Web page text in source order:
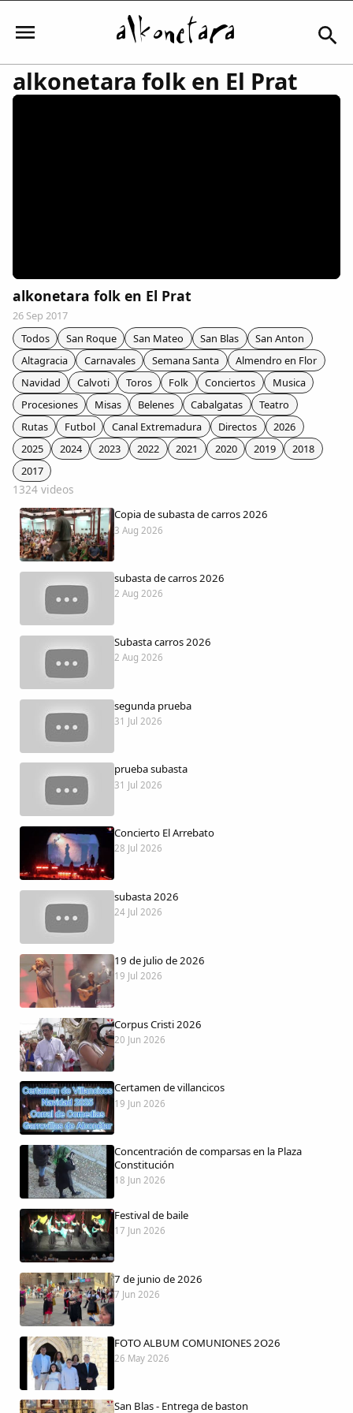
Comunidad
Colaboradores
AlkoTV
Biblioteca
Periódico Alconétar
Foros
Idiosincrasia
Diccionario
Traductor
Dichos
Cancionero Local
Apodos
Peñas
La palra
Modo oscuro
alkonetara folk en El Prat
alkonetara folk en El Prat
26 Sep 2017
Todos
San Roque San Mateo San Blas
San Anton
Altagracia
Carnavales Semana Santa
Almendro en Flor
Navidad
Calvoti Toros Folk Conciertos
Musica
Procesiones
Misas Belenes Cabalgatas
Teatro
Rutas
Futbol Canal Extremadura Directos
2026
2025
2024 2023 2022 2021 2020 2019
2018
2017
1324 videos
Copia de subasta de carros 2026
3 Aug 2026
subasta de carros 2026
2 Aug 2026
Subasta carros 2026
2 Aug 2026
segunda prueba
31 Jul 2026
prueba subasta
31 Jul 2026
Concierto El Arrebato
28 Jul 2026
subasta 2026
24 Jul 2026
19 de julio de 2026
19 Jul 2026
Corpus Cristi 2026
20 Jun 2026
Certamen de villancicos
19 Jun 2026
Concentración de comparsas en la Plaza
Constitución
18 Jun 2026
Festival de baile
17 Jun 2026
7 de junio de 2026
7 Jun 2026
FOTO ALBUM COMUNIONES 2O26
26 May 2026
San Blas - Entrega de baston
Compartir en Facebook
Compartir en Twitter
Copiar enlace